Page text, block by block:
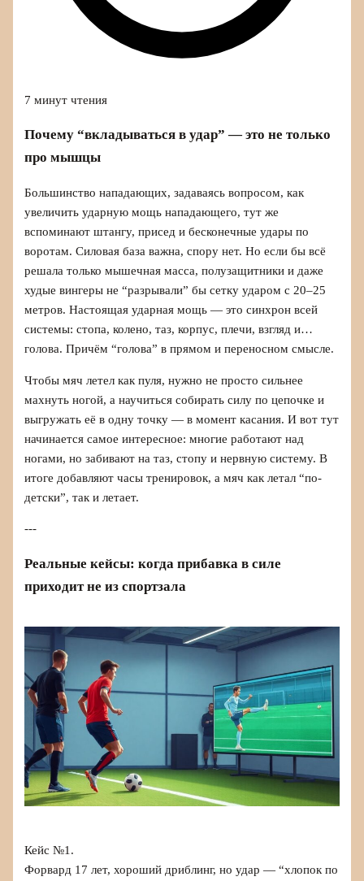
7 минут чтения
Почему “вкладываться в удар” — это не только
про мышцы
Большинство нападающих, задаваясь вопросом, как
увеличить ударную мощь нападающего, тут же
вспоминают штангу, присед и бесконечные удары по
воротам. Силовая база важна, спору нет. Но если бы всё
решала только мышечная масса, полузащитники и даже
худые вингеры не “разрывали” бы сетку ударом с 20–25
метров. Настоящая ударная мощь — это синхрон всей
системы: стопа, колено, таз, корпус, плечи, взгляд и…
голова. Причём “голова” в прямом и переносном смысле.
Чтобы мяч летел как пуля, нужно не просто сильнее
махнуть ногой, а научиться собирать силу по цепочке и
выгружать её в одну точку — в момент касания. И вот тут
начинается самое интересное: многие работают над
ногами, но забивают на таз, стопу и нервную систему. В
итоге добавляют часы тренировок, а мяч как летал “по-
детски”, так и летает.
---
Реальные кейсы: когда прибавка в силе
приходит не из спортзала
Кейс №1.
Форвард 17 лет, хороший дриблинг, но удар — “хлопок по